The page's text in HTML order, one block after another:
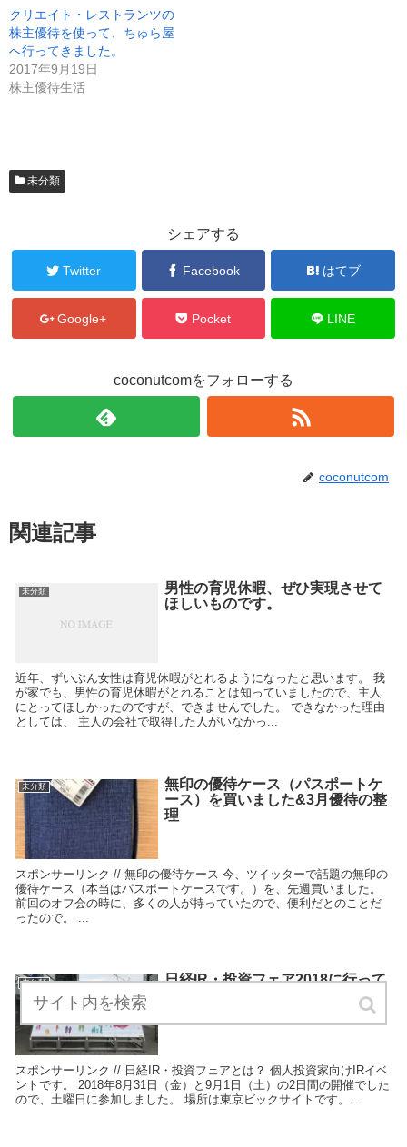
ウ
ィ
ン
ド
ウ
で
開
き
ま
て
く
だ
さ
い
(
新
し
い
クリエイト・レストランツの
株主優待を使って、ちゅら屋
へ行ってきました。
2017年9月19日
株主優待生活
未分類
シェアする
Twitter Facebook はてブ
Google+ Pocket LINE
coconutcomをフォローする
coconutcom
関連記事
未分類
男性の育児休暇、ぜひ実現させて
ほしいものです。
近年、ずいぶん女性は育児休暇がとれるようになったと思います。 我
が家でも、男性の育児休暇がとれることは知っていましたので、主人
にとってほしかったのですが、できませんでした。 できなかった理由
としては、 主人の会社で取得した人がいなかっ...
未分類
無印の優待ケース（パスポートケ
ース）を買いました&3月優待の整
理
スポンサーリンク // 無印の優待ケース 今、ツイッターで話題の無印の
優待ケース（本当はパスポートケースです。）を、先週買いました。
前回のオフ会の時に、多くの人が持っていたので、便利だとのことだ
ったので。 ...
未分類
日経IR・投資フェア2018に行って
スポンサーリンク // 日経IR・投資フェアとは？ 個人投資家向けIRイベ
ントです。 2018年8月31日（金）と9月1日（土）の2日間の開催でした
ので、土曜日に参加しました。 場所は東京ビックサイトです。 ...